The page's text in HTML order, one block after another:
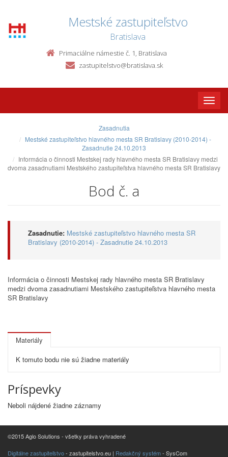
Mestské zastupiteľstvo
Bratislava
Primaciálne námestie č. 1, Bratislava
zastupitelstvo@bratislava.sk
Toggle
Zasadnutia
Mestské zastupiteľstvo hlavného mesta SR Bratislavy (2010-2014) -
Zasadnutie 24.10.2013
Informácia o činnosti Mestskej rady hlavného mesta SR Bratislavy medzi
dvoma zasadnutiami Mestského zastupiteľstva hlavného mesta SR Bratislavy
Bod č. a
Zasadnutie: Mestské zastupiteľstvo hlavného mesta SR
Bratislavy (2010-2014) - Zasadnutie 24.10.2013
Informácia o činnosti Mestskej rady hlavného mesta SR Bratislavy
medzi dvoma zasadnutiami Mestského zastupiteľstva hlavného mesta
SR Bratislavy
Materiály
K tomuto bodu nie sú žiadne materiály
Príspevky
Neboli nájdené žiadne záznamy
©2015 Aglo Solutions - všetky práva vyhradené
Digitálne zastupiteľstvo- zastupitelstvo.eu | Redakčný systém- SysCom